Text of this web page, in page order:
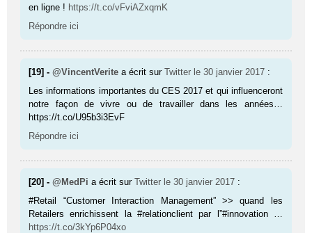
en ligne ! https://t.co/vFviAZxqmK
Répondre ici
[19] -@VincentVerite a écrit surTwitter le 30 janvier 2017 :
Les informations importantes du CES 2017 et qui influenceront
notre façon de vivre ou de travailler dans les années…
https://t.co/U95b3i3EvF
Répondre ici
[20] -@MedPi a écrit surTwitter le 30 janvier 2017 :
#Retail “Customer Interaction Management” >> quand les
Retailers enrichissent la #relationclient par l”#innovation …
https://t.co/3kYp6P04xo